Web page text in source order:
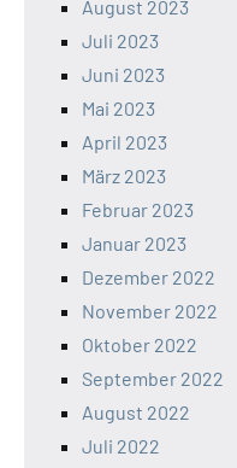
August 2023
Juli 2023
Juni 2023
Mai 2023
April 2023
März 2023
Februar 2023
Januar 2023
Dezember 2022
November 2022
Oktober 2022
September 2022
August 2022
Juli 2022